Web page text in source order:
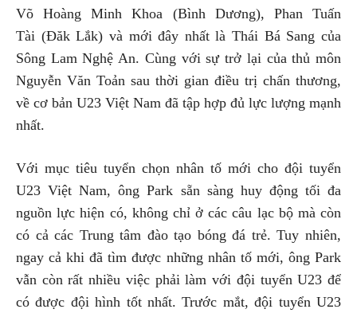
Võ Hoàng Minh Khoa (Bình Dương), Phan Tuấn
Tài (Đăk Lắk) và mới đây nhất là Thái Bá Sang của
Sông Lam Nghệ An. Cùng với sự trở lại của thủ môn
Nguyễn Văn Toản sau thời gian điều trị chấn thương,
về cơ bản U23 Việt Nam đã tập hợp đủ lực lượng mạnh
nhất.
Với mục tiêu tuyển chọn nhân tố mới cho đội tuyển
U23 Việt Nam, ông Park sẵn sàng huy động tối đa
nguồn lực hiện có, không chỉ ở các câu lạc bộ mà còn
có cả các Trung tâm đào tạo bóng đá trẻ. Tuy nhiên,
ngay cả khi đã tìm được những nhân tố mới, ông Park
vẫn còn rất nhiều việc phải làm với đội tuyển U23 để
có được đội hình tốt nhất. Trước mắt, đội tuyển U23